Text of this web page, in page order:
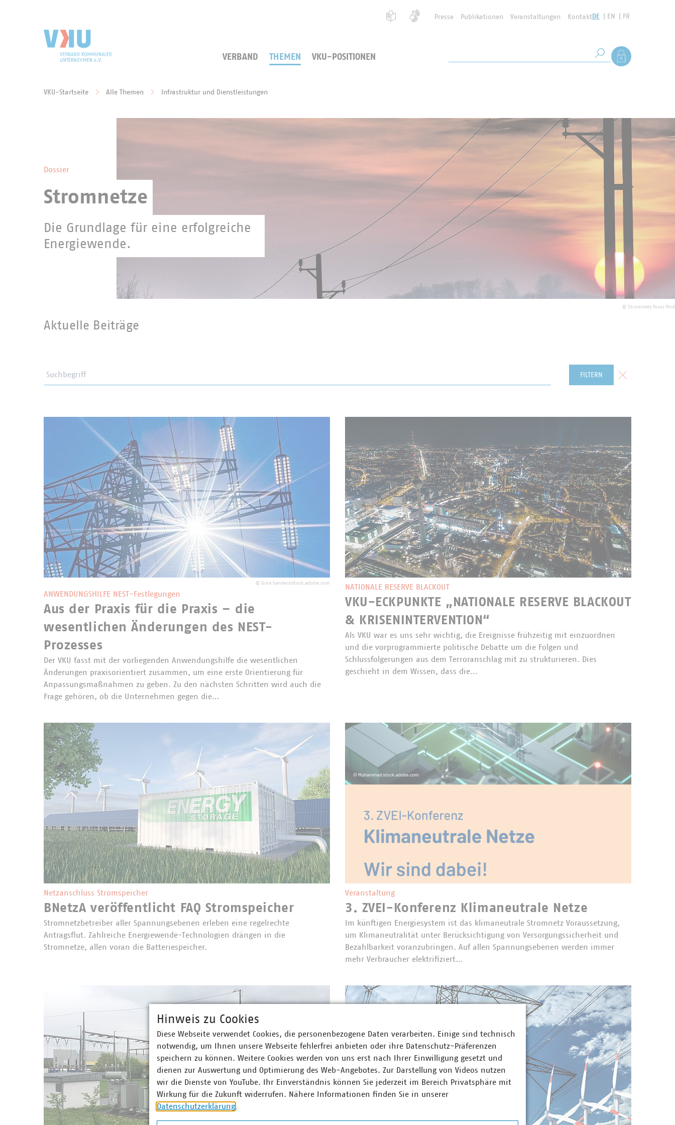
Presse Publikationen Veranstaltungen KontaktDE EN FR
VERBAND THEMEN VKU-POSITIONEN Suche starten
Als Mitglied
VKU-Startseite Alle Themen Infrastruktur und Dienstleistungen
© Stromnetz focus
Dossier
Stromnetze
Die Grundlage für eine erfolgreiche
Energiewende.
Aktuelle Beiträge
FILTERN
Formular
© Gina Sanders/stock.adobe.com
ANWENDUNGSHILFE NEST-Festlegungen
Aus der Praxis für die Praxis – die
wesentlichen Änderungen des NEST-
Prozesses
Der VKU fasst mit der vorliegenden Anwendungshilfe die wesentlichen
Änderungen praxisorientiert zusammen, um eine erste Orientierung für
Anpassungsmaßnahmen zu geben. Zu den nächsten Schritten wird auch die
Frage gehören, ob die Unternehmen gegen die…
NATIONALE RESERVE BLACKOUT
VKU-ECKPUNKTE „NATIONALE RESERVE BLACKOUT
& KRISENINTERVENTION“
Als VKU war es uns sehr wichtig, die Ereignisse frühzeitig mit einzuordnen
und die vorprogrammierte politische Debatte um die Folgen und
Schlussfolgerungen aus dem Terroranschlag mit zu strukturieren. Dies
geschieht in dem Wissen, dass die…
Netzanschluss Stromspeicher
BNetzA veröffentlicht FAQ Stromspeicher
Stromnetzbetreiber aller Spannungsebenen erleben eine regelrechte
Antragsflut. Zahlreiche Energiewende-Technologien drängen in die
Stromnetze, allen voran die Batteriespeicher.
Veranstaltung
3. ZVEI-Konferenz Klimaneutrale Netze
Im künftigen Energiesystem ist das klimaneutrale Stromnetz Voraussetzung,
um Klimaneutralität unter Berücksichtigung von Versorgungssicherheit und
Bezahlbarkeit voranzubringen. Auf allen Spannungsebenen werden immer
mehr Verbraucher elektrifiziert…
Hinweis zu Cookies
Diese Webseite verwendet Cookies, die personenbezogene Daten verarbeiten. Einige sind technisch
notwendig, um Ihnen unsere Webseite fehlerfrei anbieten oder ihre Datenschutz-Präferenzen
speichern zu können. Weitere Cookies werden von uns erst nach Ihrer Einwilligung gesetzt und
dienen zur Auswertung und Optimierung des Web-Angebotes. Zur Darstellung von Videos nutzen
wir die Dienste von YouTube. Ihr Einverständnis können Sie jederzeit im Bereich Privatsphäre mit
Wirkung für die Zukunft widerrufen. Nähere Informationen finden Sie in unserer
Datenschutzerklärung.